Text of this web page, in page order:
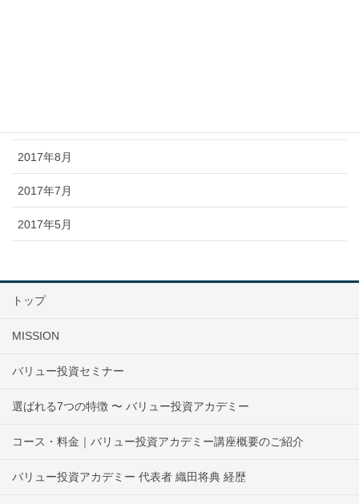
2017年8月
2017年7月
2017年5月
トップ
MISSION
バリュー投資セミナー
選ばれる7つの特徴 〜 バリュー投資アカデミー
コース・料金｜バリュー投資アカデミー講座概要のご紹介
バリュー投資アカデミー 代表者 織田将典 経歴